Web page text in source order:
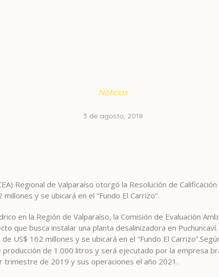
Noticias
3 de agosto, 2018
Regional de Valparaíso otorgó la Resolución de
y se ubicará en el “Fundo El Carrizo”.
en la Región de Valparaíso, la Comisión de Evaluación
que busca instalar una planta desalinizadora en Puchuncaví.
US$ 162 millones y se ubicará en el “Fundo El
de 1.000 litros y será ejecutado por la empresa
trimestre de 2019 y sus operaciones el año 2021.